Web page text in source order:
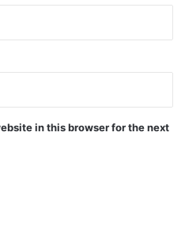
in this browser for the next